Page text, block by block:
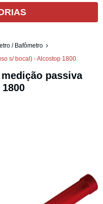
/ Bafômetro
s/ bocal) - Alcostop 1800
passiva